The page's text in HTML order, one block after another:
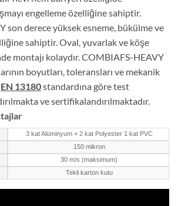
engelleme özelliğine sahiptir.
son derece yüksek esneme, bükülme ve
sahiptir. Oval, yuvarlak ve köşe
montajı kolaydır.COMBIAFS-HEAVY
boyutları, toleransları ve mekanik
EN 13180standardına göre test
ve sertifikalandırılmaktadır.
3 kat Alüminyum + 2 kat Polyester 1 kat PVC
150 mikron
30 m/s (maksimum)
Tekli karton kutu